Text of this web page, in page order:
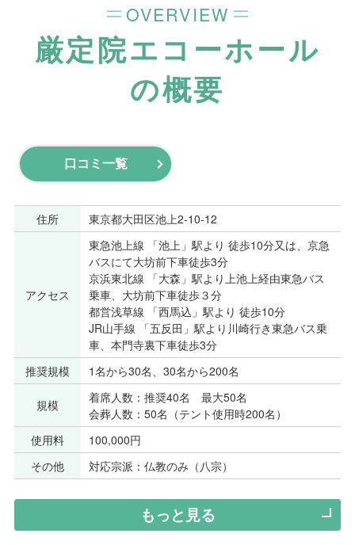
OVERVIEW
厳定院エコーホール
の概要
口コミ一覧
住所 東京都大田区池上2-10-12
アクセス
東急池上線 「池上」駅より 徒歩10分又は、京急
バスにて大坊前下車徒歩3分
京浜東北線 「大森」駅より上池上経由東急バス
乗車、大坊前下車徒歩３分
都営浅草線 「西馬込」駅より 徒歩10分
JR山手線 「五反田」駅より川崎行き東急バス乗
車、本門寺裏下車徒歩3分
推奨規模
1名から30名、30名から200名
規模
着席人数：推奨40名 最大50名
会葬人数：50名（テント使用時200名）
使用料
100,000円
その他
対応宗派：仏教のみ（八宗）
もっと見る